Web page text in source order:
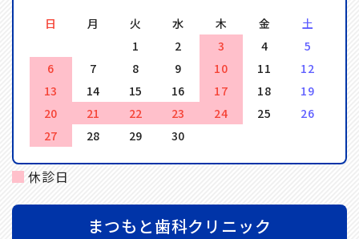
日 月 火 水 木 金
土
1
2 3 4
5
6
7 8 9 10 11
12
13
14 15 16 17 18
19
20
21 22 23 24 25
26
27
28 29 30
休診日
まつもと歯科クリニック